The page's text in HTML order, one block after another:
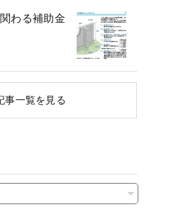
わる補助金
事一覧を見る